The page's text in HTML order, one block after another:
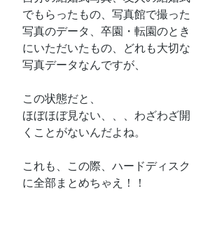
でもらったもの、写真館で撮った
写真のデータ、卒園・転園のとき
にいただいたもの、どれも大切な
写真データなんですが、
この状態だと、
ほぼほぼ見ない、、、わざわざ開
くことがないんだよね。
これも、この際、ハードディスク
に全部まとめちゃえ！！